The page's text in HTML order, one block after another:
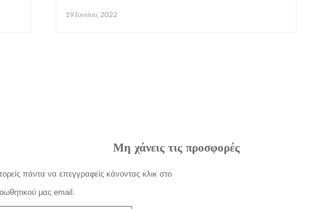
19 Ιουνίου, 2022
Μη χάνεις τις προσφορές
πάντα να επεγγραφείς κάνοντας κλικ στο
μας email.